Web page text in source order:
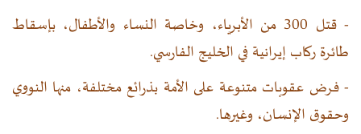
- قتل 300 من الأبرياء، وخاصة النساء والأطفال، بإسقاط
طائرة ركاب إيرانية في الخليج الفارسي.
- فرض عقوبات متنوعة على الأمة بذرائع مختلفة، منها النووي
وحقوق الإنسان، وغيرها.